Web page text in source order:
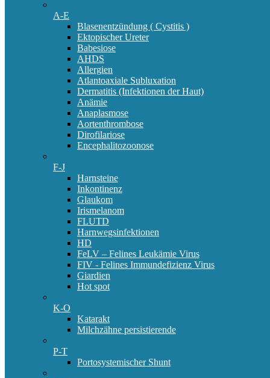
A-E
Blasenentzündung ( Cystitis )
Ektopischer Ureter
Babesiose
AHDS
Allergien
Atlantoaxiale Subluxation
Dermatitis (Infektionen der Haut)
Anämie
Anaplasmose
Aortenthrombose
Dirofilariose
Encephalitozoonose
F-J
Harnsteine
Inkontinenz
Glaukom
Irismelanom
FLUTD
Harnwegsinfektionen
HD
FeLV – Felines Leukämie Virus
FIV - Felines Immundefizienz Virus
Giardien
Hot spot
K-O
Katarakt
Milchzähne persistierende
P-T
Portosystemischer Shunt